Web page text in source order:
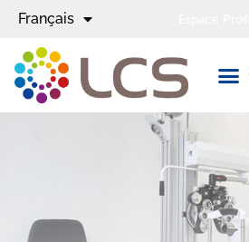
Français
English